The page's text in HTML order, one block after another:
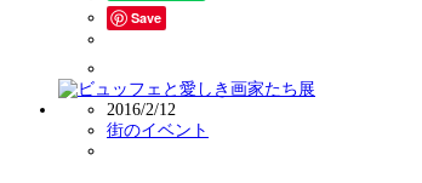
Save
2016/2/12
街のイベント